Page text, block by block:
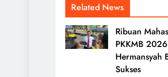
Related News
Ribuan
PKKMB
Hermansyah
Sukses